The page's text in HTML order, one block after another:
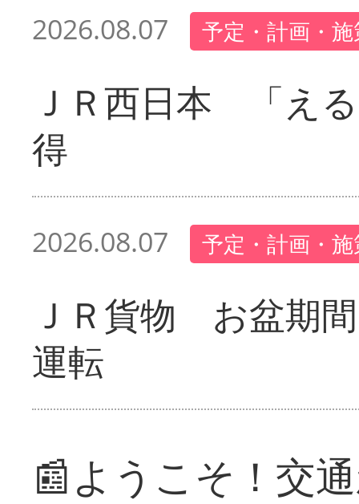
2026.08.07 予定・計画・
ＪＲ西日本 「え
得
2026.08.07 予定・計画・
ＪＲ貨物 お盆期
運転
📰ようこそ！交